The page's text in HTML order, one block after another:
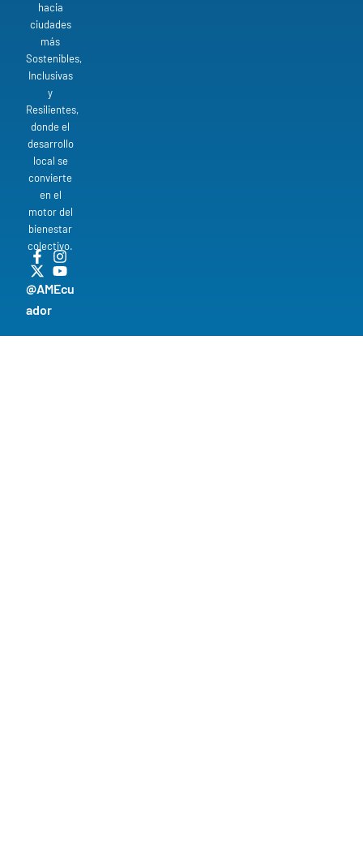
hacia
ciudades
más
Sostenibles,
Inclusivas
y
Resilientes,
donde el
desarrollo
local se
convierte
en el
motor del
bienestar
colectivo.
@AMEcu
ador